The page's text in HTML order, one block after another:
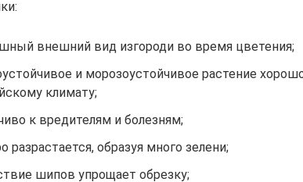
внешний вид изгороди во время цветения;
и морозоустойчивое растение
климату;
к вредителям и болезням;
разрастается, образуя много зелени;
шипов упрощает обрезку;